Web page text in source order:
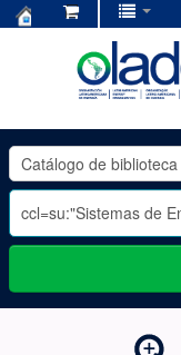
OLADE
-